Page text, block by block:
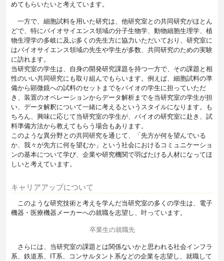
めてもらいたいと考えています。
一方で、細胞試料を用いた研究は、他研究室との共同研究がほとん
どで、特にバイオサイエンス領域の分子生物学、動物細胞生理学、植
物生理学の多岐に及ぶ多くの先生方に協力いただいており、研究室に
はバイオサイエンス領域の先生や学生が多数、共同研究のための実験
に訪れます。
当研究室の学生は、自身の開発研究課題を持つ一方で、その課題と相
性のいい共同研究にも取り組んでもらいます。例えば、細胞試料の準
備から顕微鏡への試料のセットまでをバイオの学生に担っていただ
き、装置のオペレーションからデータ解析までを当研究室の学生が担
い、データ解釈について一緒に考えるというスタイルになります。も
ちろん、興味に応じて当研究室の学生が、バイオの研究室に赴き、試
料準備方法から教えてもらう場合もあります。
このような異分野との共同研究を通じて、「先方が何を望んでいる
か、我々が先方に何を望むか」という社会におけるコミュニケーショ
ンの基本について学び、企業や研究機関で羽ばたける人材になってほ
しいと考えています。
キャリアアップについて
このような研究技術と考えを学んだ当研究室の多くの学生は、電子
機器・医療機器メーカーへの就職を志望し、叶っています。
卒業生の就職先
さらには、当研究室の課題とは関係ないかと思われる社会インフラ
系、鉄道系、IT系、コンサルタント系などの企業を志望し、就職して